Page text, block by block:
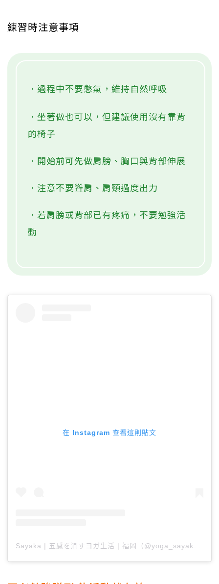
練習時注意事項
．過程中不要憋氣，維持自然呼吸
．坐著做也可以，但建議使用沒有靠背
的椅子
．開始前可先做肩膀、胸口與背部伸展
．注意不要聳肩、肩頸過度出力
．若肩膀或背部已有疼痛，不要勉強活
動
在 Instagram 查看這則貼文